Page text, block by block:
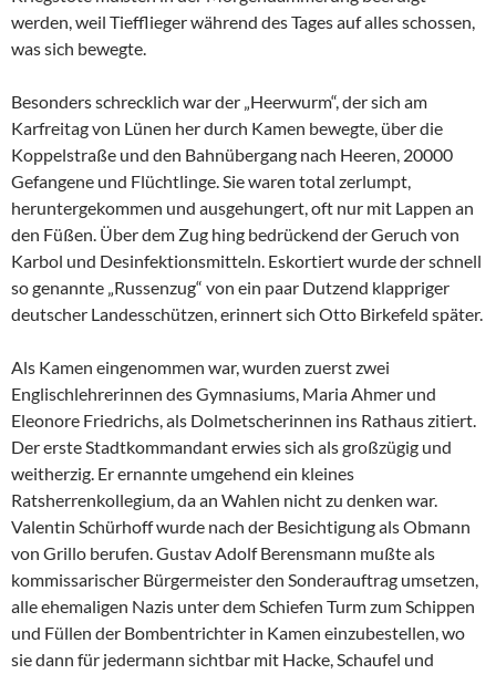
werden, weil Tiefflieger während des Tages auf alles schossen,
was sich bewegte.
Besonders schrecklich war der „Heerwurm“, der sich am
Karfreitag von Lünen her durch Kamen bewegte, über die
Koppelstraße und den Bahnübergang nach Heeren, 20000
Gefangene und Flüchtlinge. Sie waren total zerlumpt,
heruntergekommen und ausgehungert, oft nur mit Lappen an
den Füßen. Über dem Zug hing bedrückend der Geruch von
Karbol und Desinfektionsmitteln. Eskortiert wurde der schnell
so genannte „Russenzug“ von ein paar Dutzend klappriger
deutscher Landesschützen, erinnert sich Otto Birkefeld später.
Als Kamen eingenommen war, wurden zuerst zwei
Englischlehrerinnen des Gymnasiums, Maria Ahmer und
Eleonore Friedrichs, als Dolmetscherinnen ins Rathaus zitiert.
Der erste Stadtkommandant erwies sich als großzügig und
weitherzig. Er ernannte umgehend ein kleines
Ratsherrenkollegium, da an Wahlen nicht zu denken war.
Valentin Schürhoff wurde nach der Besichtigung als Obmann
von Grillo berufen. Gustav Adolf Berensmann mußte als
kommissarischer Bürgermeister den Sonderauftrag umsetzen,
alle ehemaligen Nazis unter dem Schiefen Turm zum Schippen
und Füllen der Bombentrichter in Kamen einzubestellen, wo
sie dann für jedermann sichtbar mit Hacke, Schaufel und